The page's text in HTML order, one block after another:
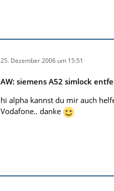
25. Dezember 2006 um 15:51
AW: siemens A52 simlock
hi alpha kannst du mir auch
Vodafone.. danke